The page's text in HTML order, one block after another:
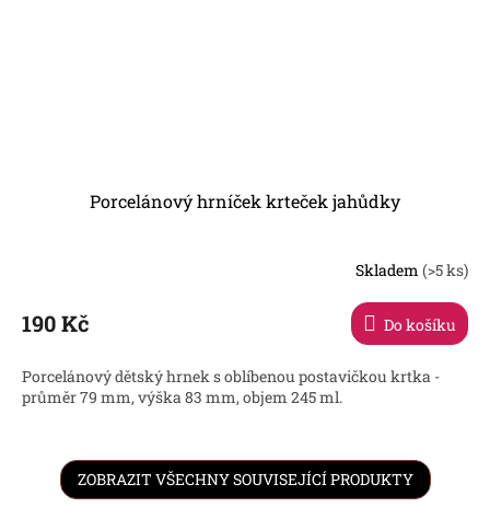
Porcelánový hrníček krteček jahůdky
produktu
je
z
5
Skladem(>5 ks)
190 Kč Do košíku
Porcelánový dětský hrnek s oblíbenou postavičkou krtka -
průměr 79 mm, výška 83 mm, objem 245 ml.
ZOBRAZIT VŠECHNY SOUVISEJÍCÍ PRODUKTY